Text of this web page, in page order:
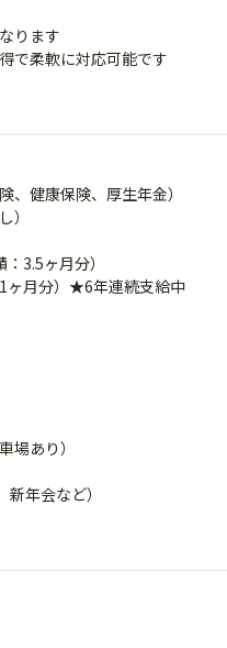
ります
で柔軟に対応可能です
、健康保険、厚生年金）
）
3.5ヶ月分）
ヶ月分）★6年連続支給中
場あり）
年会など）